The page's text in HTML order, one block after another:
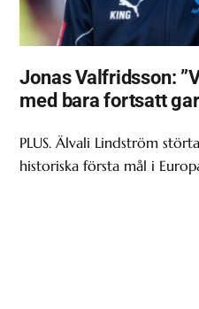
Jonas Valfridsson:
med bara fortsatt
PLUS. Älvali Lindström
historiska första mål i